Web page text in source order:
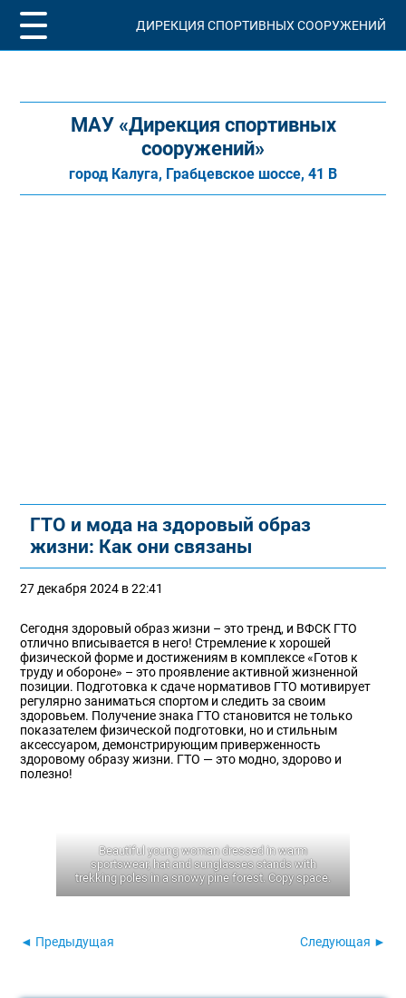
ДИРЕКЦИЯ СПОРТИВНЫХ СООРУЖЕНИЙ
МАУ «Дирекция спортивных
сооружений»
город Калуга, Грабцевское шоссе, 41 В
ГТО и мода на здоровый образ
жизни: Как они связаны
27 декабря 2024 в 22:41
Сегодня здоровый образ жизни – это тренд, и ВФСК ГТО
отлично вписывается в него! Стремление к хорошей
физической форме и достижениям в комплексе «Готов к
труду и обороне» – это проявление активной жизненной
позиции. Подготовка к сдаче нормативов ГТО мотивирует
регулярно заниматься спортом и следить за своим
здоровьем. Получение знака ГТО становится не только
показателем физической подготовки, но и стильным
аксессуаром, демонстрирующим приверженность
здоровому образу жизни. ГТО — это модно, здорово и
полезно!
Beautiful young woman dressed in warm
sportswear, hat and sunglasses stands with
trekking poles in a snowy pine forest. Copy space.
◄ Предыдущая Следующая ►